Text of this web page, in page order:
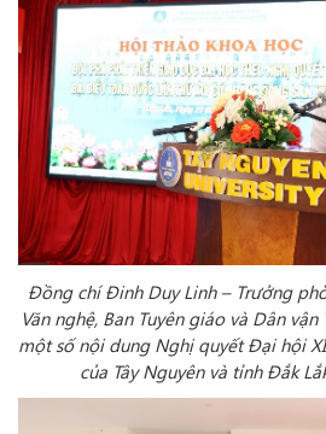
Đồng chí Đinh Duy Linh – Trưởng
Văn nghệ, Ban Tuyên giáo và Dân
một số nội dung Nghị quyết Đại hội
của Tây Nguyên và tỉnh Đắk